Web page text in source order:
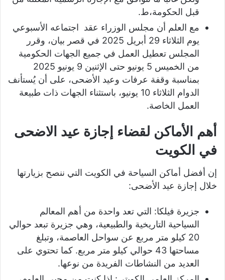
قبل الحكومة،ط.
مع العلم أن مجلس الوزراء عقد اجتماعه الأسبوعي
يوم الثلاثاء 29 أبريل 2025 في قصر بيان، وقرر
المجلس تعطيل العمل في جميع الجهات الحكومية
من الخميس 5 يونيو حتى الإثنين 9 يونيو 2025
بمناسبة وقفة عرفات وعيد الأضحى، على أن يُستأنف
الدوام الثلاثاء 10 يونيو، باستثناء الجهات ذات طبيعة
العمل الخاصة.
أهم الأماكن لقضاء إجازة عيد الاضحى
في الكويت
إن أفضل أماكن السياحة في الكويت التي ننصح بزيارتها
خلال إجازة عيد الأضحى:
جزيرة فيلكا: التي تعد واحدة من أهم المعالم
السياحية التاريخية والطبيعية، وهي جزيرة تبعد حوالي
20 كيلو متر مربع عن سواحل العاصمة، وتبلغ
مساحتها 43 حوالي كيلو متر مربع. كما تحتوي على
العديد من النشاطات الفريدة من نوعها.